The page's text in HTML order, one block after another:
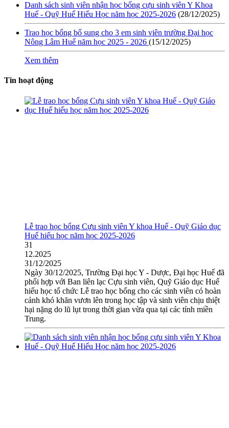
Danh sách sinh viên nhận học bổng cựu sinh viên Y Khoa
Huế - Quỹ Huế Hiếu Học năm học 2025-2026 (28/12/2025)
Trao học bổng bổ sung cho 3 em sinh viên trường Đại học
Nông Lâm Huế năm học 2025 - 2026 (15/12/2025)
Xem thêm
Tin hoạt động
Lễ trao học bổng Cựu sinh viên Y khoa Huế - Quỹ Giáo dục
Huế hiếu học năm học 2025-2026
31
12.2025
31/12/2025
Ngày 30/12/2025, Trường Đại học Y - Dược, Đại học Huế đã
phối hợp với Ban liên lạc Cựu sinh viên, Quỹ Giáo dục Huế
hiếu học tổ chức Lễ trao học bổng cho các sinh viên có hoàn
cảnh khó khăn vươn lên trong học tập và sinh viên chịu thiệt
hại nặng do lũ lụt trong thời gian vừa qua tại các tỉnh miền
Trung.